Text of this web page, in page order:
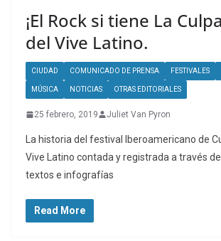
¡El Rock si tiene La
del Vive Latino.
CIUDAD COMUNICADO DE PRENSA FESTIVALES
MÚSICA NOTICIAS OTRAS EDITORIALES
25 febrero, 2019 Juliet Van Pyron
La historia del festival Iberoamericano de
Vive Latino contada y registrada a través
textos e infografías
Read More